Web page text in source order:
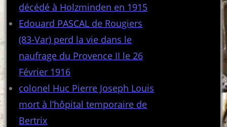
décédé à Holzminden en 1915
Edouard PASCAL de Rougiers
(83-Var) perd la vie dans le
naufrage du Provence II le 26
Février 1916
colonel Huc Pierre Joseph Louis
mort à l’hôpital temporaire de
Bertrix